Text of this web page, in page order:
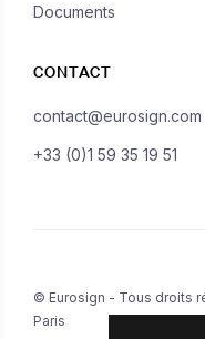
Documents
CONTACT
contact@eurosign.com
+33 (0)1 59 35 19 51
© Eurosign - Tous droits
Paris